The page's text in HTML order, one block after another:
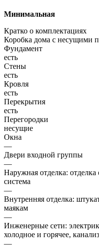
Минимальная
Кратко о комплектациях
Коробка дома с несущими
Фундамент
есть
Стены
есть
Кровля
есть
Перекрытия
есть
Перегородки
несущие
Окна
—
Двери входной группы
—
Наружная отделка: отделка
система
—
Внутренняя отделка:
маякам
—
Инженерные сети:
холодное и горячее,
—